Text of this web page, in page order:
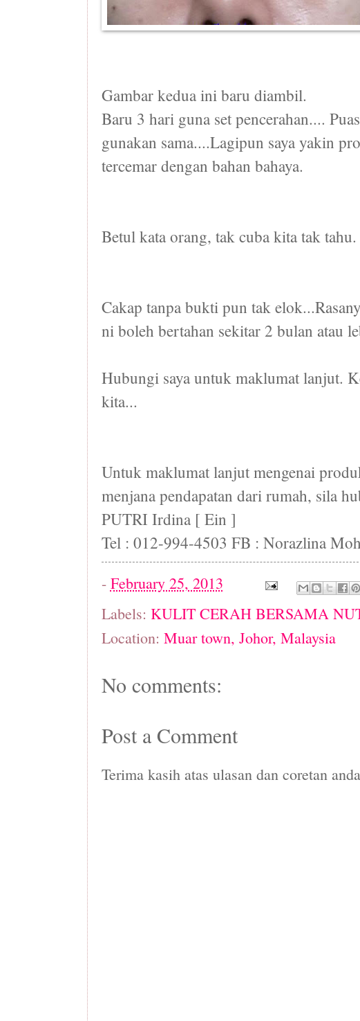
Gambar kedua ini baru diambil.
Baru 3 hari guna set pencerahan....
gunakan sama....Lagipun saya yakin
tercemar dengan bahan bahaya.
Betul kata orang, tak cuba kita tak tahu.
Cakap tanpa bukti pun tak
ni boleh bertahan sekitar 2 bulan atau
Hubungi saya untuk maklumat lanjut.
kita...
Untuk maklumat lanjut mengenai
menjana pendapatan dari rumah, sila
PUTRI Irdina [ Ein ]
Tel : 012-994-4503 FB : Norazlina
- February 25, 2013
Labels: KULIT CERAH BERSAMA
Location: Muar town, Johor, Malaysia
No comments:
Post a Comment
Terima kasih atas ulasan dan coretan